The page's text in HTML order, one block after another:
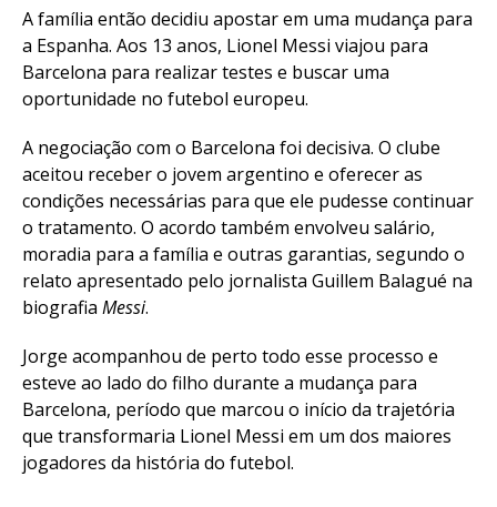
A família então decidiu apostar em uma mudança para
a Espanha. Aos 13 anos, Lionel Messi viajou para
Barcelona para realizar testes e buscar uma
oportunidade no futebol europeu.
A negociação com o Barcelona foi decisiva. O clube
aceitou receber o jovem argentino e oferecer as
condições necessárias para que ele pudesse continuar
o tratamento. O acordo também envolveu salário,
moradia para a família e outras garantias, segundo o
relato apresentado pelo jornalista Guillem Balagué na
biografia Messi.
Jorge acompanhou de perto todo esse processo e
esteve ao lado do filho durante a mudança para
Barcelona, período que marcou o início da trajetória
que transformaria Lionel Messi em um dos maiores
jogadores da história do futebol.